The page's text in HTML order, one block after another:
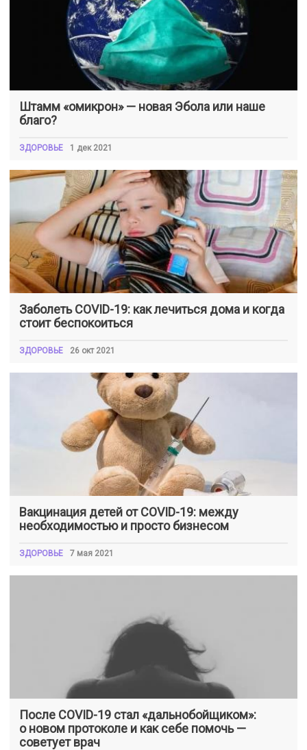
Штамм «омикрон» — новая Эбола или наше
благо?
ЗДОРОВЬЕ 1 дек 2021
Заболеть COVID-19: как лечиться дома и когда
стоит беспокоиться
ЗДОРОВЬЕ 26 окт 2021
Вакцинация детей от COVID-19: между
необходимостью и просто бизнесом
ЗДОРОВЬЕ 7 мая 2021
После COVID-19 стал «дальнобойщиком»:
о новом протоколе и как себе помочь —
советует врач